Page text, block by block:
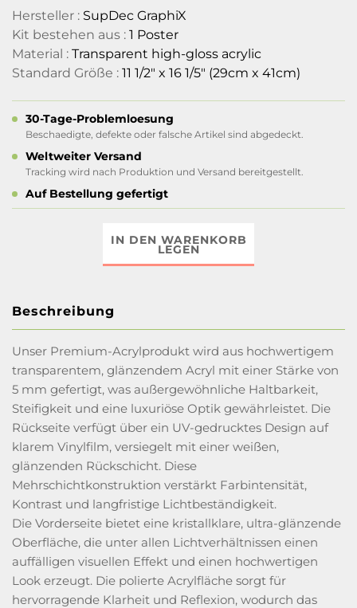
Hersteller : SupDec GraphiX
Kit bestehen aus : 1 Poster
Material : Transparent high-gloss acrylic
Standard Größe : 11 1/2" x 16 1/5" (29cm x 41cm)
30-Tage-Problemloesung
Beschaedigte, defekte oder falsche Artikel sind abgedeckt.
Weltweiter Versand
Tracking wird nach Produktion und Versand bereitgestellt.
Auf Bestellung gefertigt
IN DEN WARENKORB
LEGEN
Beschreibung
Unser Premium-Acrylprodukt wird aus hochwertigem
transparentem, glänzendem Acryl mit einer Stärke von
5 mm gefertigt, was außergewöhnliche Haltbarkeit,
Steifigkeit und eine luxuriöse Optik gewährleistet. Die
Rückseite verfügt über ein UV-gedrucktes Design auf
klarem Vinylfilm, versiegelt mit einer weißen,
glänzenden Rückschicht. Diese
Mehrschichtkonstruktion verstärkt Farbintensität,
Kontrast und langfristige Lichtbeständigkeit.
Die Vorderseite bietet eine kristallklare, ultra-glänzende
Oberfläche, die unter allen Lichtverhältnissen einen
auffälligen visuellen Effekt und einen hochwertigen
Look erzeugt. Die polierte Acrylfläche sorgt für
hervorragende Klarheit und Reflexion, wodurch das